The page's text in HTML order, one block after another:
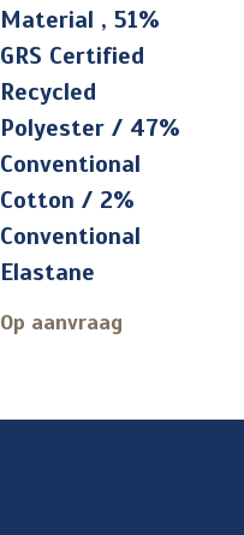
Material , 51%
GRS Certified
Recycled
Polyester / 47%
Conventional
Cotton / 2%
Conventional
Elastane
Op aanvraag